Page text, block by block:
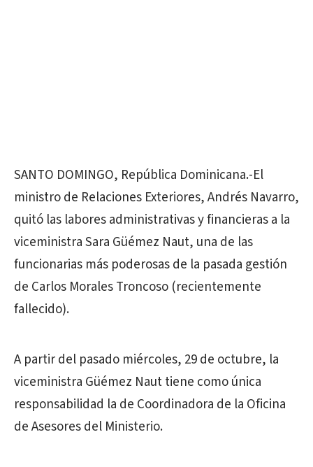
SANTO DOMINGO, República Dominicana.-El
ministro de Relaciones Exteriores, Andrés Navarro,
quitó las labores administrativas y financieras a la
viceministra Sara Güémez Naut, una de las
funcionarias más poderosas de la pasada gestión
de Carlos Morales Troncoso (recientemente
fallecido).
A partir del pasado miércoles, 29 de octubre, la
viceministra Güémez Naut tiene como única
responsabilidad la de Coordinadora de la Oficina
de Asesores del Ministerio.